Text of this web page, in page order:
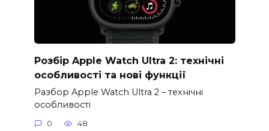
Розбір Apple Watch Ultra 2: технічні
особливості та нові функції
Разбор Apple Watch Ultra 2 – технічні
особливості
0 48